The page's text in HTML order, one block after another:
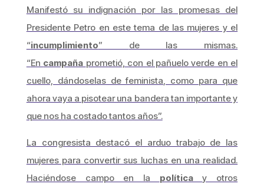
Manifestó su indignación por las promesas del
Presidente Petro en este tema de las mujeres y el
“incumplimiento” de las mismas.
“En campaña prometió, con el pañuelo verde en el
cuello, dándoselas de feminista, como para que
ahora vaya a pisotear una bandera tan importante y
que nos ha costado tantos años”.
La congresista destacó el arduo trabajo de las
mujeres para convertir sus luchas en una realidad.
Haciéndose campo en la políticay otros